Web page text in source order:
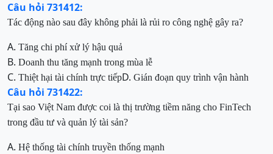
Câu hỏi 731412:
Tác động nào sau đây không phải là rủi ro công nghệ gây ra?
A. Tăng chi phí xử lý hậu quả
B. Doanh thu tăng mạnh trong mùa lễ
C. Thiệt hại tài chính trực tiếpD. Gián đoạn quy trình vận hành
Câu hỏi 731422:
Tại sao Việt Nam được coi là thị trường tiềm năng cho FinTech
trong đầu tư và quản lý tài sản?
A. Hệ thống tài chính truyền thống mạnh